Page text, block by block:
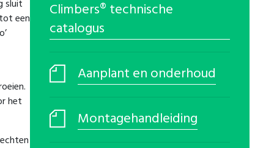
sluit
een
het
Climbers® technische
catalogus
Aanplant en onderhoud
Montagehandleiding